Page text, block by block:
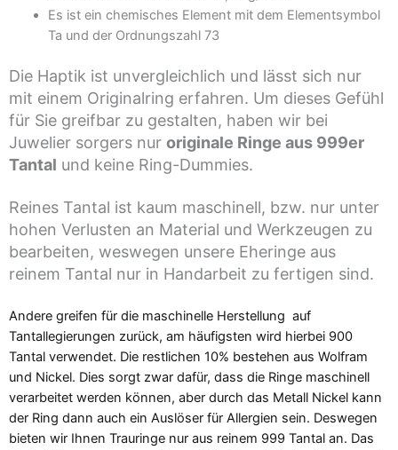
Es ist ein chemisches Element mit dem Elementsymbol
Ta und der Ordnungszahl 73
Die Haptik ist unvergleichlich und lässt sich nur
mit einem Originalring erfahren. Um dieses Gefühl
für Sie greifbar zu gestalten, haben wir bei
Juwelier sorgers nur originale Ringe aus 999er
Tantal und keine Ring-Dummies.
Reines Tantal ist kaum maschinell, bzw. nur unter
hohen Verlusten an Material und Werkzeugen zu
bearbeiten, weswegen unsere Eheringe aus
reinem Tantal nur in Handarbeit zu fertigen sind.
Andere greifen für die maschinelle Herstellung auf
Tantallegierungen zurück, am häufigsten wird hierbei 900
Tantal verwendet. Die restlichen 10% bestehen aus Wolfram
und Nickel. Dies sorgt zwar dafür, dass die Ringe maschinell
verarbeitet werden können, aber durch das Metall Nickel kann
der Ring dann auch ein Auslöser für Allergien sein. Deswegen
bieten wir Ihnen Trauringe nur aus reinem 999 Tantal an. Das